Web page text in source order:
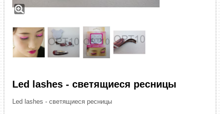
Led lashes - светящиеся ресницы
Led lashes - светящиеся ресницы